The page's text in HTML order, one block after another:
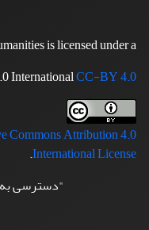
is licensed under a
InternationalCC-BY 4.0
Commons Attribution 4.0
International License
.
"دسترسی به